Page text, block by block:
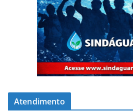
Atendimento